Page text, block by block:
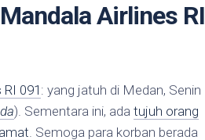
Airlines RI
091 : yang jatuh di Medan, Senin
). Sementara ini, ada tujuh orang
. Semoga para korban berada